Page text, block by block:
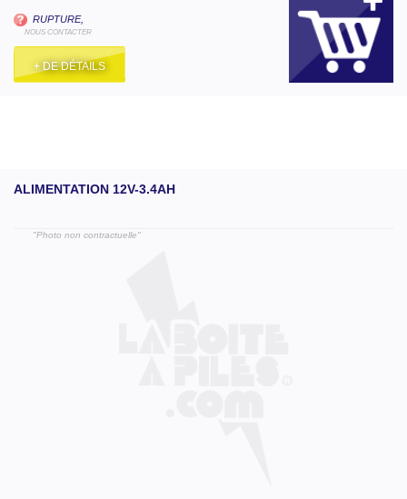
RUPTURE,
NOUS CONTACTER
+ DE DÉTAILS
ALIMENTATION 12V-3.4AH
"Photo non contractuelle"